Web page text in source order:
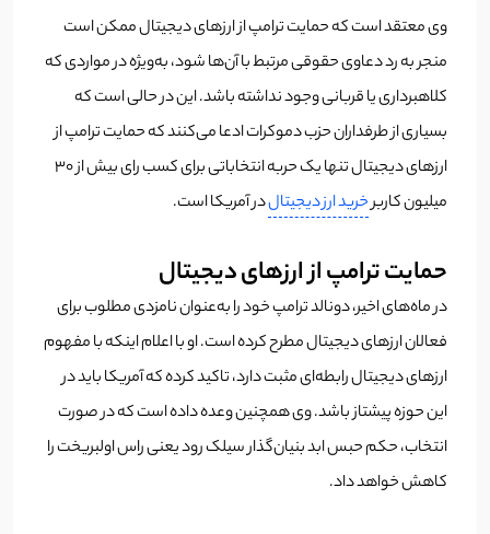
وی معتقد است که حمایت ترامپ از ارز‌های دیجیتال ممکن است
منجر به رد دعاوی حقوقی مرتبط با آن‌ها شود، به‌ویژه در مواردی که
کلاهبرداری یا قربانی وجود نداشته باشد. این در حالی است که
بسیاری از طرفداران حزب دموکرات ادعا می‌کنند که حمایت ترامپ از
ارز‌های دیجیتال تنها یک حربه انتخاباتی برای کسب رای بیش از 30
میلیون کاربرخرید ارز دیجیتالدر آمریکا است.
حمایت ترامپ از ارز‌های دیجیتال
در ماه‌های اخیر، دونالد ترامپ خود را به‌عنوان نامزدی مطلوب برای
فعالان ارز‌های دیجیتال مطرح کرده است. او با اعلام اینکه با مفهوم
ارز‌های دیجیتال رابطه‌ای مثبت دارد، تاکید کرده که آمریکا باید در
این حوزه پیشتاز باشد. وی همچنین وعده داده است که در صورت
انتخاب، حکم حبس ابد بنیان‌گذار سیلک رود یعنی راس اولبریخت را
کاهش خواهد داد.